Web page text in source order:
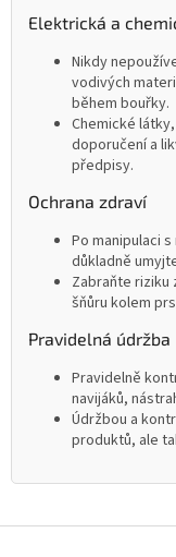
Elektrická a
Nikdy
vodivých
během bouřky.
Chemické
doporučení a
předpisy.
Ochrana zdraví
Po manipulaci
důkladně
Zabraňte riziku
šňůru kolem
Pravidelná údržba
Pravidelně
navijáků,
Údržbou a
produktů, ale